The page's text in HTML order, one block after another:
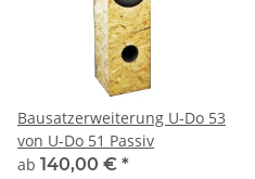
Bausatzerweiterung U-Do 53
von U-Do 51 Passiv
ab 140,00 € *